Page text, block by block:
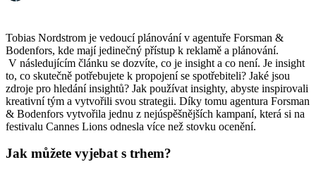
Tobias Nordstrom je vedoucí plánování v agentuře Forsman &
Bodenfors, kde mají jedinečný přístup k reklamě a plánování.
V následujícím článku se dozvíte, co je insight a co není. Je insight
to, co skutečně potřebujete k propojení se spotřebiteli? Jaké jsou
zdroje pro hledání insightů? Jak používat insighty, abyste inspirovali
kreativní tým a vytvořili svou strategii. Díky tomu agentura Forsman
& Bodenfors vytvořila jednu z nejúspěšnějších kampaní, která si na
festivalu Cannes Lions odnesla více než stovku ocenění.
Jak můžete vyjebat s trhem?